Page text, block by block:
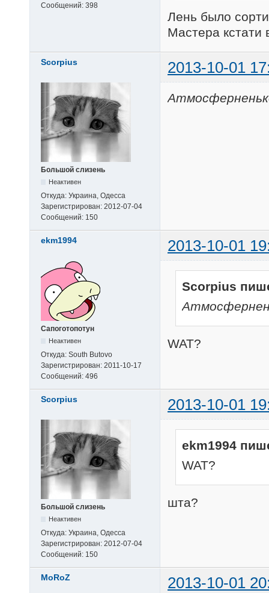
Сообщений: 398
Лень было
Мастера кстати
Scorpius 2013-10-01
Большой слизень
Неактивен
Откуда: Украина, Одесса
Зарегистрирован: 2012-07-04
Сообщений: 150
ekm1994 2013-10-01
Сапоготопотун
Неактивен
Откуда: South Butovo
Зарегистрирован: 2011-10-17
Сообщений: 496
Scorpius
WAT?
Scorpius 2013-10-01
Большой слизень
Неактивен
Откуда: Украина, Одесса
Зарегистрирован: 2012-07-04
Сообщений: 150
ekm1994
WAT?
шта?
MoRoZ 2013-10-01